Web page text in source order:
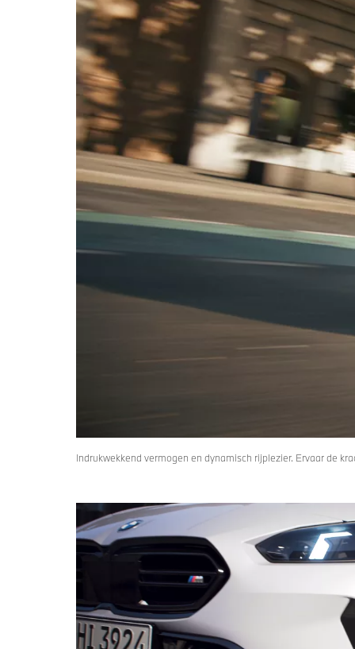
Indrukwekkend vermogen en dynamisch rijplezier. Ervaar de